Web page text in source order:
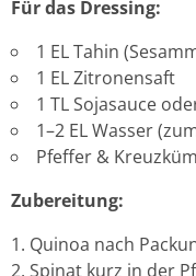
Für das Dressing:
1 EL Tahin
1 EL Zitronensaft
1 TL Sojasauce
1–2 EL Wasser
Pfeffer &
Zubereitung:
Quinoa nach
Spinat kurz in der